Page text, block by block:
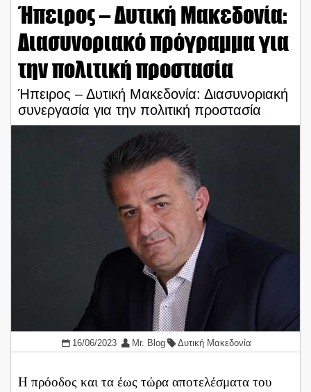
Ήπειρος – Δυτική Μακεδονία:
Διασυνοριακό πρόγραμμα για
την πολιτική προστασία
Ήπειρος – Δυτική Μακεδονία: Διασυνοριακή
συνεργασία για την πολιτική προστασία
16/06/2023 Mr. Blog Δυτική Μακεδονία
H πρόοδος και τα έως τώρα αποτελέσματα του